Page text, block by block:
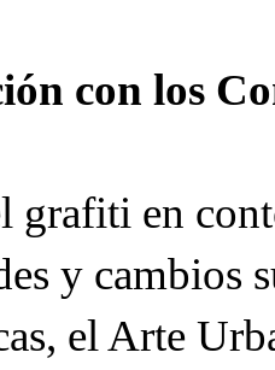
con los
grafiti en
y cambios
el Arte